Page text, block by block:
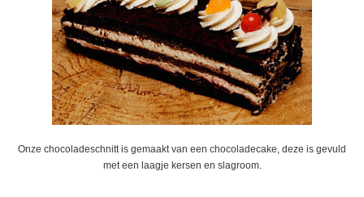
Onze chocoladeschnitt is gemaakt van een chocoladecake, deze is gevuld
met een laagje kersen en slagroom.